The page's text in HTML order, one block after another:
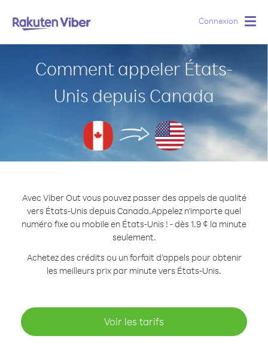
Connexion
Comment appeler États-
Unis depuis Canada
Avec Viber Out vous pouvez passer des appels de qualité
vers États-Unis depuis Canada.Appelez n'importe quel
numéro fixe ou mobile en États-Unis ! - dès 1.9 ¢ la minute
seulement.
Achetez des crédits ou un forfait d’appels pour obtenir
les meilleurs prix par minute vers États-Unis.
Voir les tarifs